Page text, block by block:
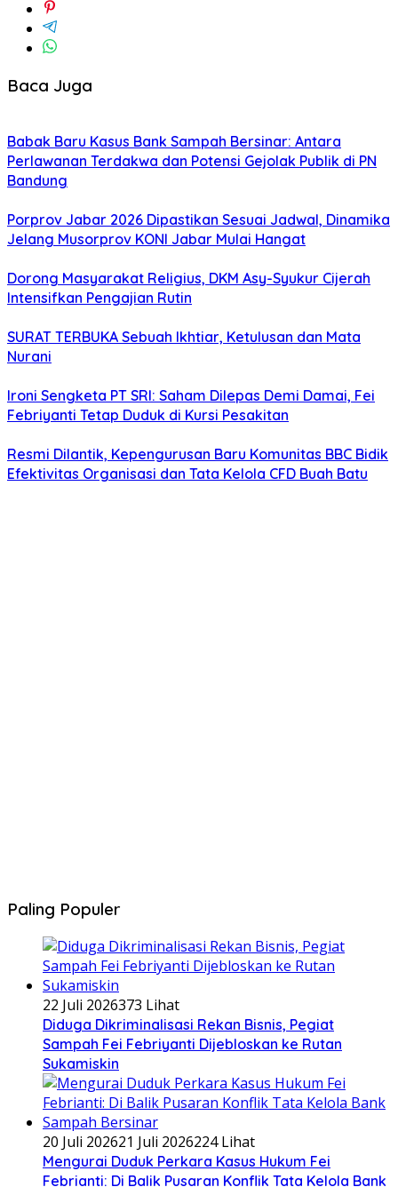
Baca Juga
​Babak Baru Kasus Bank Sampah Bersinar: Antara
Perlawanan Terdakwa dan Potensi Gejolak Publik di PN
Bandung
Porprov Jabar 2026 Dipastikan Sesuai Jadwal, Dinamika
Jelang Musorprov KONI Jabar Mulai Hangat
Dorong Masyarakat Religius, DKM Asy-Syukur Cijerah
Intensifkan Pengajian Rutin
SURAT TERBUKA Sebuah Ikhtiar, Ketulusan dan Mata
Nurani
Ironi Sengketa PT SRI: Saham Dilepas Demi Damai, Fei
Febriyanti Tetap Duduk di Kursi Pesakitan
Resmi Dilantik, Kepengurusan Baru Komunitas BBC Bidik
Efektivitas Organisasi dan Tata Kelola CFD Buah Batu
Paling Populer
22 Juli 2026373 Lihat
Diduga Dikriminalisasi Rekan Bisnis, Pegiat
Sampah Fei Febriyanti Dijebloskan ke Rutan
Sukamiskin
20 Juli 202621 Juli 2026224 Lihat
​Mengurai Duduk Perkara Kasus Hukum Fei
Febrianti: Di Balik Pusaran Konflik Tata Kelola Bank